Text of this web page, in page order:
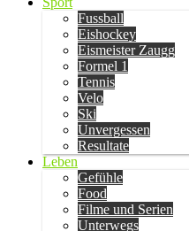
Fussball
Eishockey
Eismeister Zaugg
Formel 1
Tennis
Velo
Ski
Unvergessen
Resultate
Leben
Gefühle
Food
Filme und Serien
Unterwegs